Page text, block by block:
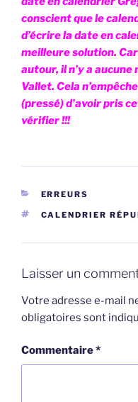
conscient que le
d’écrire la date en
meilleure solution.
autour, il n’y a
Vallet. Cela
(pressé) d’avoir pris
vérifier !!!
CATÉGORIES
ERREURS
ÉTIQUETTES
CALENDRIER
Laisser un
Votre adresse e-mail
obligatoires sont
Commentaire*